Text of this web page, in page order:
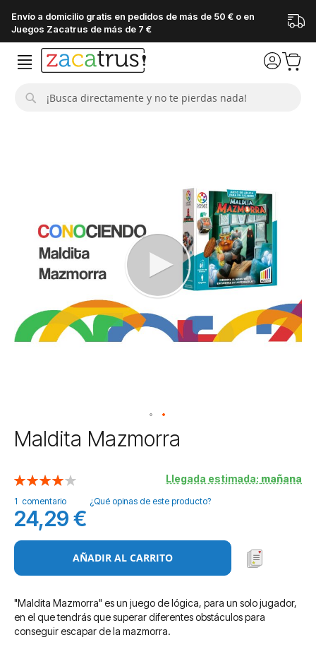
Envío a domicilio gratis en pedidos de más de 50 € o en
Juegos Zacatrus de más de 7 €
imágenes
Saltar
al
de
la
galería
de
imágenes
Maldita Mazmorra
Llegada estimada: mañana
Valoración:
1 comentario ¿Qué opinas de este producto?
24,29 €
AÑADIR AL CARRITO
"Maldita Mazmorra" es un juego de lógica, para un solo jugador,
en el que tendrás que superar diferentes obstáculos para
conseguir escapar de la mazmorra.